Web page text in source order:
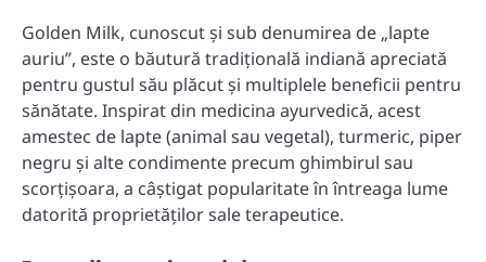
Golden Milk, cunoscut și sub denumirea de „lapte
auriu”, este o băutură tradițională indiană apreciată
pentru gustul său plăcut și multiplele beneficii pentru
sănătate. Inspirat din medicina ayurvedică, acest
amestec de lapte (animal sau vegetal), turmeric, piper
negru și alte condimente precum ghimbirul sau
scorțișoara, a câștigat popularitate în întreaga lume
datorită proprietăților sale terapeutice.